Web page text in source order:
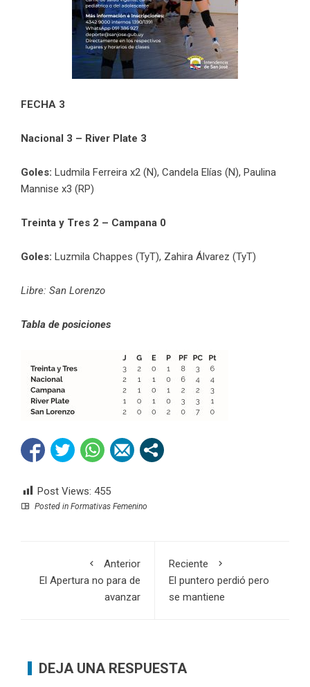
FECHA 3
Nacional 3 – River Plate 3
Goles: Ludmila Ferreira x2 (N), Candela Elías (N), Paulina
Mannise x3 (RP)
Treinta y Tres 2 – Campana 0
Goles: Luzmila Chappes (TyT), Zahira Álvarez (TyT)
Libre: San Lorenzo
Tabla de posiciones
Post Views: 455
Posted in Formativas Femenino
Anterior
El Apertura no para de
avanzar
Reciente
El puntero perdió pero
se mantiene
DEJA UNA RESPUESTA